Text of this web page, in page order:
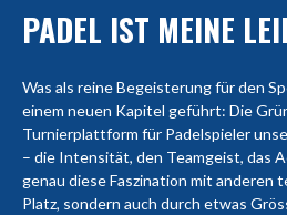
PADEL IST MEINE
Was als reine Begeisterung für den
einem neuen Kapitel geführt: Die
Turnierplattform für Padelspieler
– die Intensität, den Teamgeist, das
genau diese Faszination mit anderen
Platz, sondern auch durch etwas